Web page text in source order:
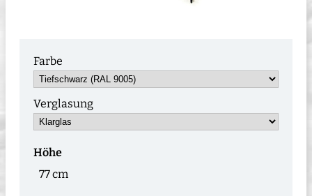
Farbe
Verglasung
Höhe
77 cm